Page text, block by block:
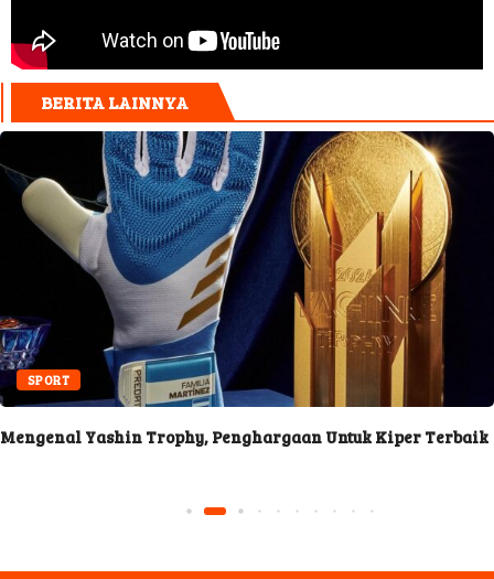
BERITA LAINNYA
SPORT
Mengenal Yashin Trophy, Penghargaan Untuk Kiper Terbaik